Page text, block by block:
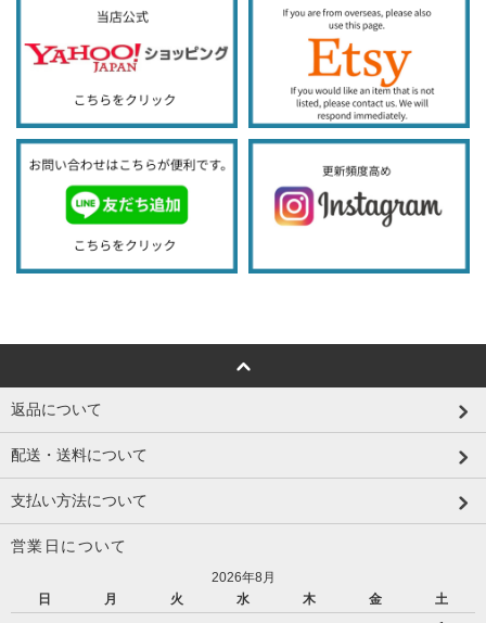
返品について
配送・送料について
支払い方法について
営業日について
2026年8月
日
月 火 水 木 金
土